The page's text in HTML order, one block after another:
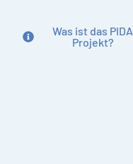
Was ist das PIDA
Projekt?